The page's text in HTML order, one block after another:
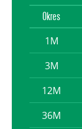
Okres
1M
3M
12M
36M